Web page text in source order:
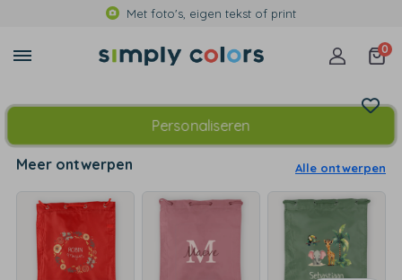
Met foto's, eigen tekst of print
0
Personaliseren
Meer ontwerpen Alle ontwerpen